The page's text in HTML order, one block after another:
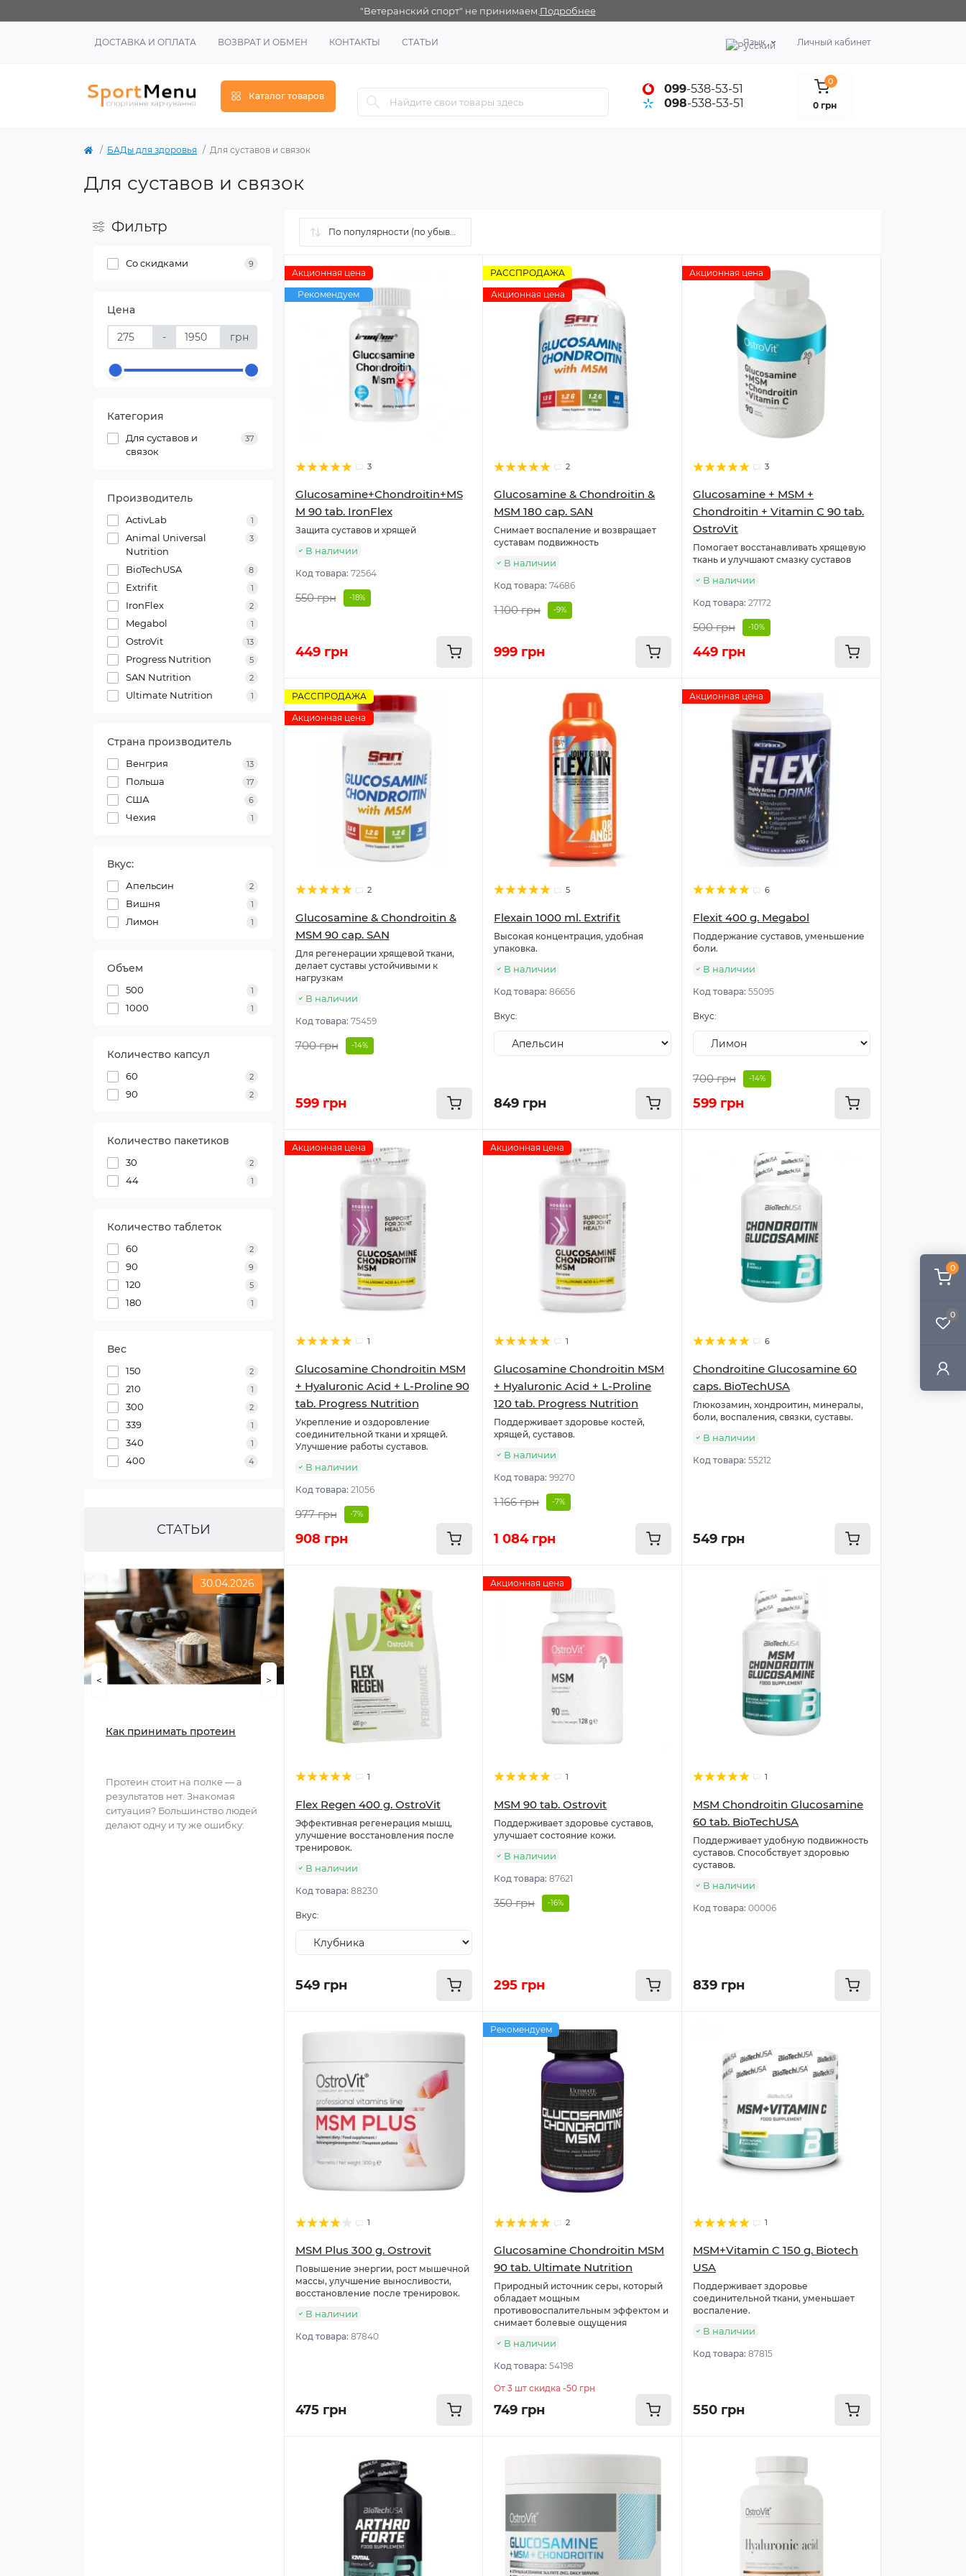
0
0
"Ветеранский спорт" не принимаем. Подробнее
ДОСТАВКА И ОПЛАТА ВОЗВРАТ И ОБМЕН КОНТАКТЫ СТАТЬИ Язык Личный кабинет
Каталог товаров
099-538-53-51
098-538-53-51
0
0 грн
БАДы для здоровья Для суставов и связок
Для суставов и связок
Фильтр
Со cкидками 9
Цена
- грн
Категория
Для суставов и
связок
37
Производитель
ActivLab 1
Animal Universal
Nutrition
3
BioTechUSA 8
Extrifit 1
IronFlex 2
Megabol 1
OstroVit 13
Progress Nutrition 5
SAN Nutrition 2
Ultimate Nutrition 1
Страна производитель
Венгрия 13
Польша 17
США 6
Чехия 1
Вкус:
Апельсин 2
Вишня 1
Лимон 1
Объем
500 1
1000 1
Количество капсул
60 2
90 2
Количество пакетиков
30 2
44 1
Количество таблеток
60 2
90 9
120 5
180 1
Вес
150 2
210 1
300 2
339 1
340 1
400 4
СТАТЬИ
30.04.2026
Как принимать протеин
Протеин стоит на полке — а
результатов нет. Знакомая
ситуация? Большинство людей
делают одну и ту же ошибку:
< >
Акционная цена
Рекомендуем
3
Glucosamine+Chondroitin+MS
M 90 tab. IronFlex
Защита суставов и хрящей
В наличии
Код товара: 72564
550 грн -18%
449 грн
РАССПРОДАЖА
Акционная цена
2
Glucosamine & Chondroitin &
MSM 180 cap. SAN
Снимает воспаление и возвращает
суставам подвижность
В наличии
Код товара:74686
1 100 грн -9%
999 грн
Акционная цена
3
Glucosamine + MSM +
Chondroitin + Vitamin C 90 tab.
OstroVit
Помогает восстанавливать хрящевую
ткань и улучшают смазку суставов
В наличии
Код товара:27172
500 грн -10%
449 грн
РАССПРОДАЖА
Акционная цена
2
Glucosamine & Chondroitin &
MSM 90 cap. SAN
Для регенерации хрящевой ткани,
делает суставы устойчивыми к
нагрузкам
В наличии
Код товара: 75459
700 грн -14%
599 грн
5
Flexain 1000 ml. Extrifit
Высокая концентрация, удобная
упаковка.
В наличии
Код товара:86656
Вкус:
849 грн
Акционная цена
6
Flexit 400 g. Megabol
Поддержание суставов, уменьшение
боли.
В наличии
Код товара:55095
Вкус:
700 грн -14%
599 грн
Акционная цена
1
Glucosamine Chondroitin MSM
+ Hyaluronic Acid + L-Proline 90
tab. Progress Nutrition
Укрепление и оздоровление
соединительной ткани и хрящей.
Улучшение работы суставов.
В наличии
Код товара: 21056
977 грн -7%
908 грн
Акционная цена
1
Glucosamine Chondroitin MSM
+ Hyaluronic Acid + L-Proline
120 tab. Progress Nutrition
Поддерживает здоровье костей,
хрящей, суставов.
В наличии
Код товара:99270
1 166 грн -7%
1 084 грн
6
Chondroitine Glucosamine 60
caps. BioTechUSA
Глюкозамин, хондроитин, минералы,
боли, воспаления, связки, суставы.
В наличии
Код товара:55212
549 грн
1
Flex Regen 400 g. OstroVit
Эффективная регенерация мышц,
улучшение восстановления после
тренировок.
В наличии
Код товара: 88230
Вкус:
549 грн
Акционная цена
1
MSM 90 tab. Ostrovit
Поддерживает здоровье суставов,
улучшает состояние кожи.
В наличии
Код товара:87621
350 грн -16%
295 грн
1
MSM Chondroitin Glucosamine
60 tab. BioTechUSA
Поддерживает удобную подвижность
суставов. Способствует здоровью
суставов.
В наличии
Код товара:00006
839 грн
1
MSM Plus 300 g. Ostrovit
Повышение энергии, рост мышечной
массы, улучшение выносливости,
восстановление после тренировок.
В наличии
Код товара: 87840
475 грн
Рекомендуем
2
Glucosamine Chondroitin MSM
90 tab. Ultimate Nutrition
Природный источник серы, который
обладает мощным
противовоспалительным эффектом и
снимает болевые ощущения
В наличии
Код товара:54198
От 3 шт скидка -50 грн
749 грн
1
MSM+Vitamin C 150 g. Biotech
USA
Поддерживает здоровье
соединительной ткани, уменьшает
воспаление.
В наличии
Код товара:87815
550 грн